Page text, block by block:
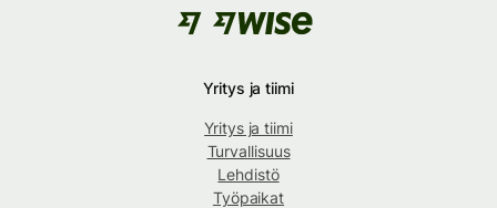
Yritys ja tiimi
Yritys ja tiimi
Turvallisuus
Lehdistö
Työpaikat